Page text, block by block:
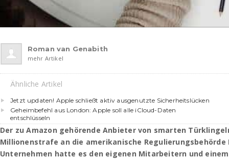
Roman van Genabith
mehr Artikel
Ähnliche Artikel
Jetzt updaten! Apple schließt aktiv ausgenutzte Sicherheitslücken
Geheimbefehl aus London: Apple soll alle iCloud-Daten
entschlüsseln
Der zu Amazon gehörende Anbieter von smarten
Millionenstrafe an die amerikanische Regulierungsbehörde
Unternehmen hatte es den eigenen Mitarbeitern und